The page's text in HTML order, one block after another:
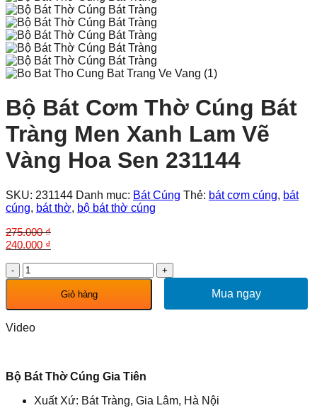
Bộ Bát Cơm Thờ Cúng Bát
Tràng Men Xanh Lam Vẽ
Vàng Hoa Sen 231144
SKU: 231144 Danh mục: Bát Cúng Thẻ: bát cơm cúng, bát
cúng, bát thờ, bộ bát thờ cúng
275.000₫
Giá
là:
275.000 ₫.
240.000 ₫
là:
240.000 ₫.
Bộ
Bát
Thờ
Bát
Xanh
Lam
Vẽ
Giỏ hàng Mua ngay
Video
Bộ Bát Thờ Cúng Gia Tiên
Xuất Xứ: Bát Tràng, Gia Lâm, Hà Nội